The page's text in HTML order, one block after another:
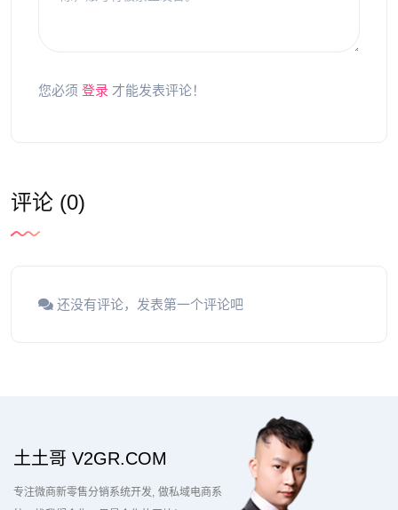
您必须 登录 才能发表评论！
评论 (0)
还没有评论，发表第一个评论吧
土土哥 V2GR.COM
专注微商新零售分销系统开发 做私域电商系